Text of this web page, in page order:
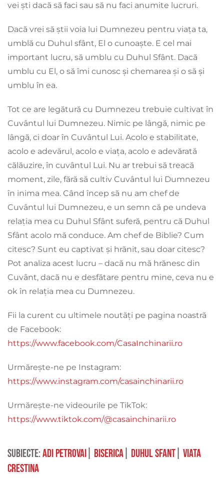
vei ști dacă să faci sau să nu faci anumite lucruri.
Dacă vrei să știi voia lui Dumnezeu pentru viața ta,
umblă cu Duhul sfânt, El o cunoaște. E cel mai
important lucru, să umblu cu Duhul Sfânt. Dacă
umblu cu El, o să îmi cunosc și chemarea și o să și
umblu în ea.
Tot ce are legătură cu Dumnezeu trebuie cultivat în
Cuvântul lui Dumnezeu. Nimic pe lângă, nimic pe
lângă, ci doar în Cuvântul Lui. Acolo e stabilitate,
acolo e adevărul, acolo e viața, acolo e adevărată
călăuzire, în cuvântul Lui. Nu ar trebui să treacă
moment, zile, fără să cultiv Cuvântul lui Dumnezeu
în inima mea. Când încep să nu am chef de
Cuvântul lui Dumnezeu, e un semn că pe undeva
relația mea cu Duhul Sfânt suferă, pentru că Duhul
Sfânt acolo mă conduce. Am chef de Biblie? Cum
citesc? Sunt eu captivat și hrănit, sau doar citesc?
Pot analiza acest lucru – dacă nu mă hrănesc din
Cuvânt, dacă nu e desfătare pentru mine, ceva nu e
ok în relația mea cu Dumnezeu.
Fii la curent cu ultimele noutăți pe pagina noastră
de Facebook:
https://www.facebook.com/CasaInchinarii.ro
Urmărește-ne pe Instagram:
https://www.instagram.com/casainchinarii.ro
Urmărește-ne videourile pe TikTok:
https://www.tiktok.com/@casainchinarii.ro
Subiecte:adi petrovai biserica duhul sfant viata
crestina